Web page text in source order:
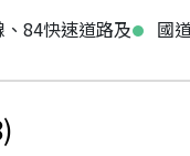
84快速道路及
國
)